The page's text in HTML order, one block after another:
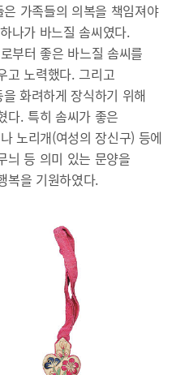
가족들의 의복을 책임져야
나가 바느질 솜씨였다.
부터 좋은 바느질 솜씨를
고 노력했다. 그리고
화려하게 장식하기 위해
다. 특히 솜씨가 좋은
노리개(여성의 장신구) 등에
늬 등 의미 있는 문양을
복을 기원하였다.